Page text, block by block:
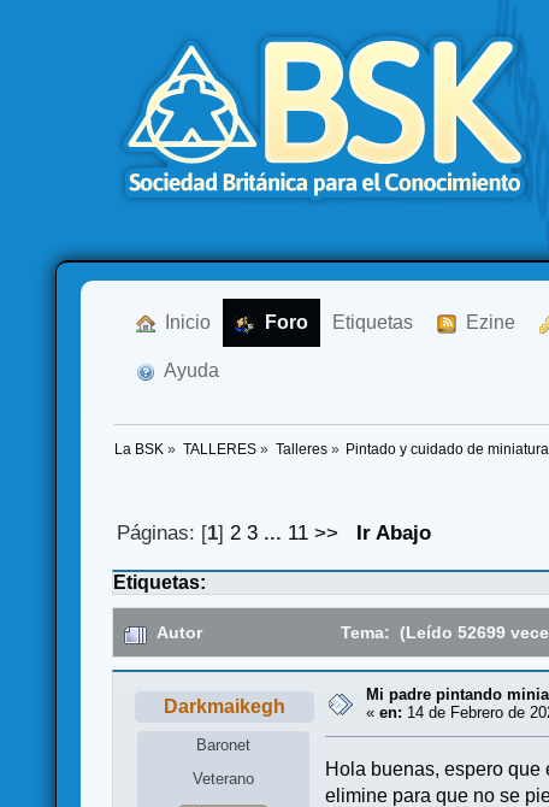
Inicio Foro Etiquetas Ezine
Ayuda
La BSK » TALLERES» Talleres» Pintado y cuidado de
Páginas: [1] 2 3 ... 11 >> Ir Abajo
Etiquetas:
Autor Tema: (Leído 52699
Darkmaikegh
Baronet
Veterano
Mi padre pintando
«en: 14 de Febrero de
Hola buenas, espero
elimine para que no se